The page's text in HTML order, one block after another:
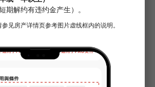
22,000日元
5,500日元
需要订阅
20,000日元